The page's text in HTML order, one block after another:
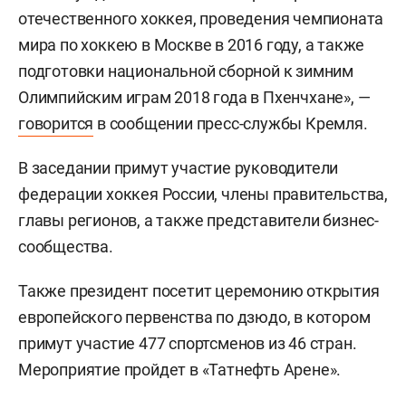
отечественного хоккея, проведения чемпионата
мира по хоккею в Москве в 2016 году, а также
подготовки национальной сборной к зимним
Олимпийским играм 2018 года в Пхенчхане», —
говорится в сообщении пресс-службы Кремля.
В заседании примут участие руководители
федерации хоккея России, члены правительства,
главы регионов, а также представители бизнес-
сообщества.
Также президент посетит церемонию открытия
европейского первенства по дзюдо, в котором
примут участие 477 спортсменов из 46 стран.
Мероприятие пройдет в «Татнефть Арене».